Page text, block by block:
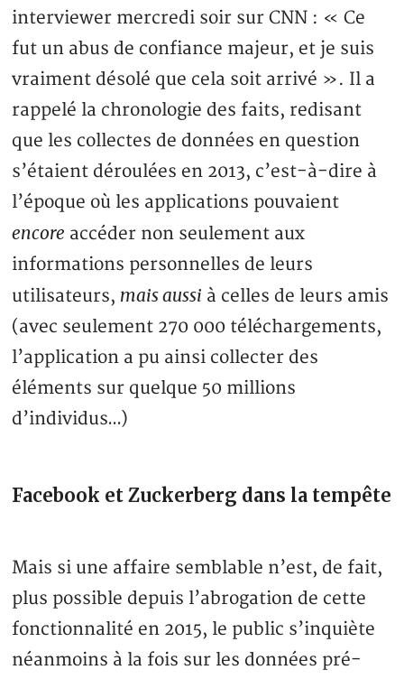
interviewer mercredi soir sur CNN : « Ce
fut un abus de confiance majeur, et je suis
vraiment désolé que cela soit arrivé ». Il a
rappelé la chronologie des faits, redisant
que les collectes de données en question
s’étaient déroulées en 2013, c’est-à-dire à
l’époque où les applications pouvaient
encore accéder non seulement aux
informations personnelles de leurs
utilisateurs, mais aussi à celles de leurs amis
(avec seulement 270 000 téléchargements,
l’application a pu ainsi collecter des
éléments sur quelque 50 millions
d’individus…)
Facebook et Zuckerberg dans la tempête
Mais si une affaire semblable n’est, de fait,
plus possible depuis l’abrogation de cette
fonctionnalité en 2015, le public s’inquiète
néanmoins à la fois sur les données pré-